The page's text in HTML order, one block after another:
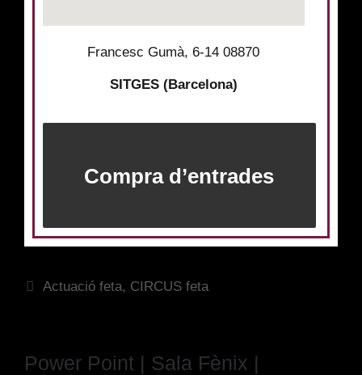
Compra d’entrades
Francesc Gumà, 6-14 08870
SITGES (Barcelona)
Actuació feta, CIRCUS feta
Power Point | Sala Fènix |